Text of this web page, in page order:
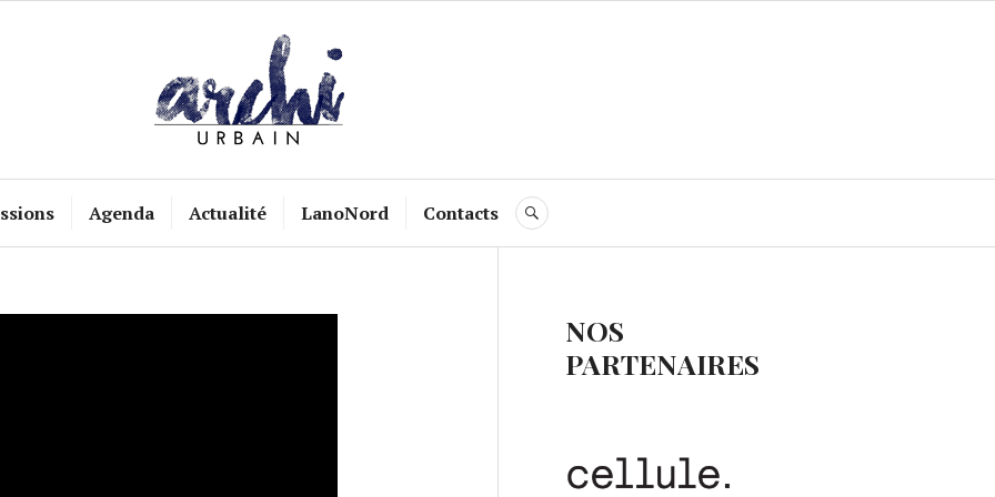
Agenda Actualité LanoNord Contacts RECHERCHE
NOS
PARTENAIRES